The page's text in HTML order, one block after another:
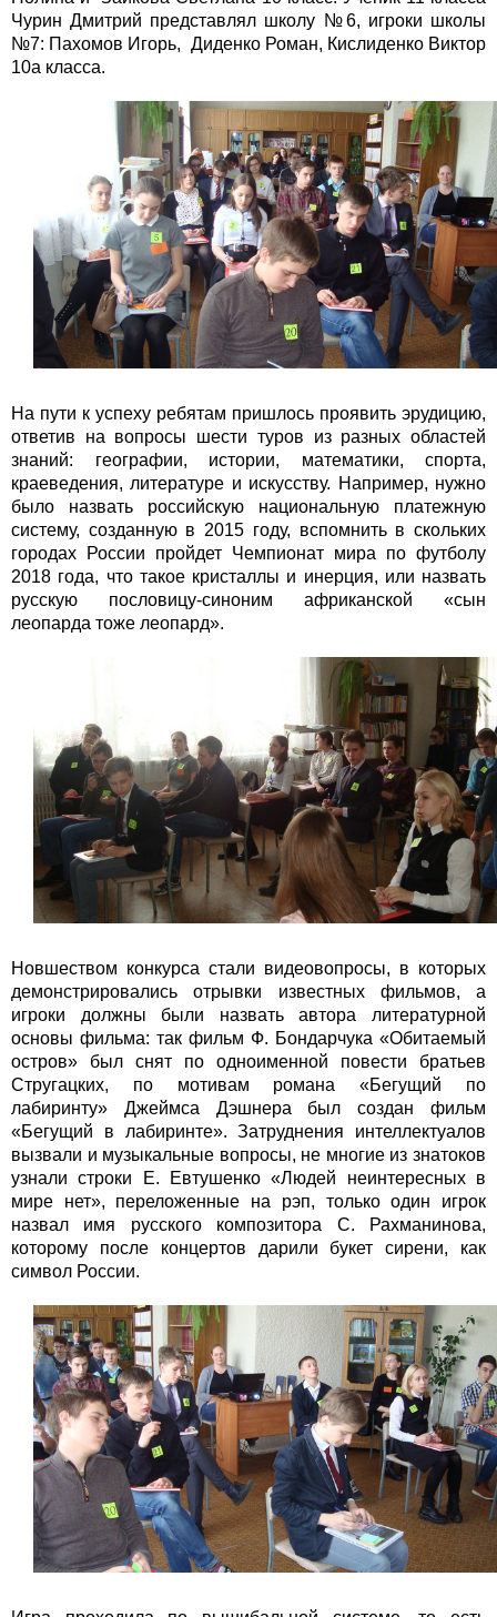
Чурин Дмитрий представлял школу №6, игроки школы
№7: Пахомов Игорь, Диденко Роман, Кислиденко Виктор
10а класса.
На пути к успеху ребятам пришлось проявить эрудицию,
ответив на вопросы шести туров из разных областей
знаний: географии, истории, математики, спорта,
краеведения, литературе и искусству. Например, нужно
было назвать российскую национальную платежную
систему, созданную в 2015 году, вспомнить в скольких
городах России пройдет Чемпионат мира по футболу
2018 года, что такое кристаллы и инерция, или назвать
русскую пословицу-синоним африканской «сын
леопарда тоже леопард».
Новшеством конкурса стали видеовопросы, в которых
демонстрировались отрывки известных фильмов, а
игроки должны были назвать автора литературной
основы фильма: так фильм Ф. Бондарчука «Обитаемый
остров» был снят по одноименной повести братьев
Стругацких, по мотивам романа «Бегущий по
лабиринту» Джеймса Дэшнера был создан фильм
«Бегущий в лабиринте». Затруднения интеллектуалов
вызвали и музыкальные вопросы, не многие из знатоков
узнали строки Е. Евтушенко «Людей неинтересных в
мире нет», переложенные на рэп, только один игрок
назвал имя русского композитора С. Рахманинова,
которому после концертов дарили букет сирени, как
символ России.